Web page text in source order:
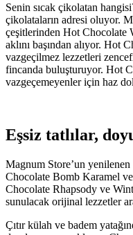
Senin sıcak çikolatan
çikolataların adresi oluyor.
çeşitlerinden Hot Chocolate
aklını başından alıyor. Hot
vazgeçilmez lezzetleri
fincanda buluşturuyor. Hot
vazgeçemeyenler için haz
Eşsiz tatlılar,
Magnum Store’un
Chocolate Bomb Karamel
Chocolate Rhapsody ve
sunulacak orijinal lezzetler
Çıtır külah ve badem